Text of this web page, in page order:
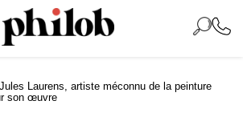
Jules Laurens, artiste méconnu de la peinture
son œuvre